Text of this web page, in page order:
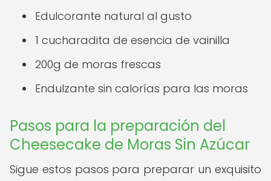
Edulcorante natural al gusto
1 cucharadita de esencia de vainilla
200g de moras frescas
Endulzante sin calorías para las moras
Pasos para la preparación del
Cheesecake de Moras Sin Azúcar
Sigue estos pasos para preparar un exquisito